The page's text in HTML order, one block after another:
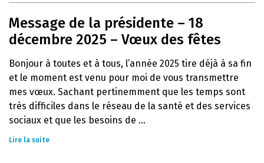
Message de la présidente – 18
décembre 2025 – Vœux des fêtes
Bonjour à toutes et à tous, l’année 2025 tire déjà à sa fin
et le moment est venu pour moi de vous transmettre
mes vœux. Sachant pertinemment que les temps sont
très difficiles dans le réseau de la santé et des services
sociaux et que les besoins de ...
Lire la suite